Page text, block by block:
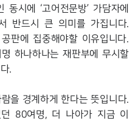
시에 ‘고어전문방’ 가담자에
반드시 큰 의미를 가집니다.
판에 집중해야할 이유입니다.
하나하나는 재판부에 무시할
.
80여명, 더 나아가 지금 이